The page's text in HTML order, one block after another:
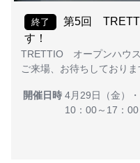
終了
第5回
す！
TRETTIO オープンハウス
ご来場、お待ちしており
開催日時 4月29日（金）
10：00～17：00